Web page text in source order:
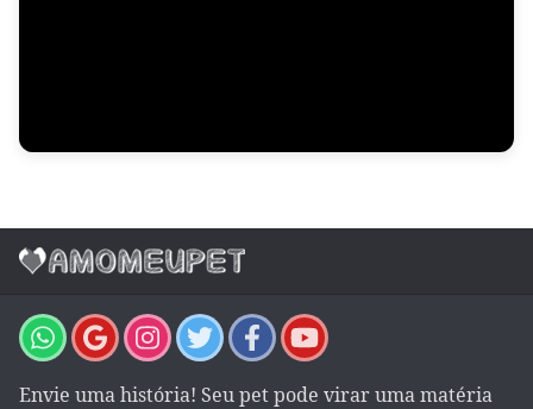
Envie uma história! Seu pet pode virar uma matéria